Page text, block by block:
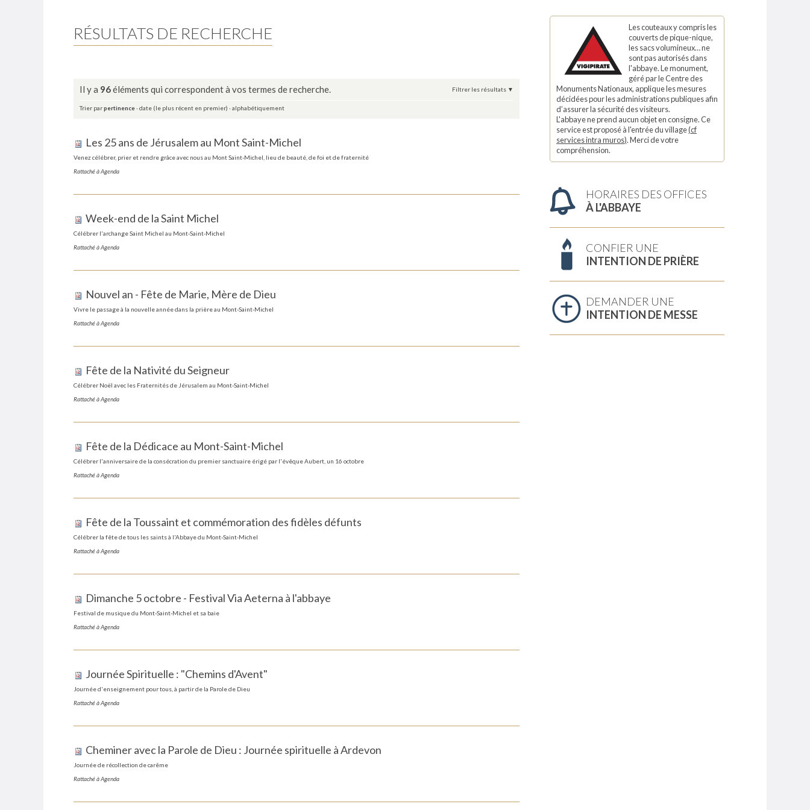
Les couteaux y compris les
couverts de pique-nique,
les sacs volumineux… ne
sont pas autorisés dans
l'abbaye. Le monument,
géré par le Centre des
Monuments Nationaux, applique les mesures
décidées pour les administrations publiques afin
d’assurer la sécurité des visiteurs.
L'abbaye ne prend aucun objet en consigne. Ce
service est proposé à l'entrée du village(cf
services intra muros). Merci de votre
compréhension.
HORAIRES DES OFFICES
À L'ABBAYE
CONFIER UNE
INTENTION DE PRIÈRE
DEMANDER UNE
INTENTION DE MESSE
RÉSULTATS DE RECHERCHE
Il y a 96éléments qui correspondent à vos termes de recherche. Filtrer les résultats
Trier parpertinence· date (le plus récent en premier) · alphabétiquement
Les 25 ans de Jérusalem au Mont Saint-Michel
Venez célébrer, prier et rendre grâce avec nous au Mont Saint-Michel, lieu de beauté, de foi et de fraternité
Rattaché àAgenda
Week-end de la Saint Michel
Célébrer l'archange Saint Michel au Mont-Saint-Michel
Rattaché àAgenda
Nouvel an - Fête de Marie, Mère de Dieu
Vivre le passage à la nouvelle année dans la prière au Mont-Saint-Michel
Rattaché àAgenda
Fête de la Nativité du Seigneur
Célébrer Noël avec les Fraternités de Jérusalem au Mont-Saint-Michel
Rattaché àAgenda
Fête de la Dédicace au Mont-Saint-Michel
Célébrer l'anniversaire de la consécration du premier sanctuaire érigé par l'évêque Aubert, un 16 octobre
Rattaché àAgenda
Fête de la Toussaint et commémoration des fidèles défunts
Célébrer la fête de tous les saints à l'Abbaye du Mont-Saint-Michel
Rattaché àAgenda
Dimanche 5 octobre - Festival Via Aeterna à l'abbaye
Festival de musique du Mont-Saint-Michel et sa baie
Rattaché àAgenda
Journée Spirituelle : "Chemins d'Avent"
Journée d'enseignement pour tous, à partir de la Parole de Dieu
Rattaché àAgenda
Cheminer avec la Parole de Dieu : Journée spirituelle à Ardevon
Journée de récollection de carême
Rattaché àAgenda